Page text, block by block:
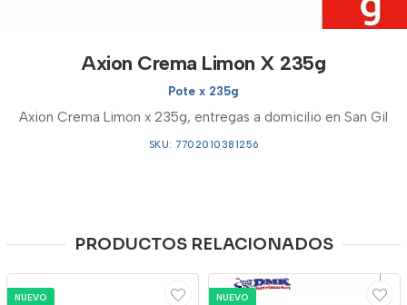
Axion Crema Limon X 235g
Pote x 235g
Axion Crema Limon x 235g, entregas a domicilio en San Gil
SKU: 7702010381256
PRODUCTOS RELACIONADOS
NUEVO NUEVO